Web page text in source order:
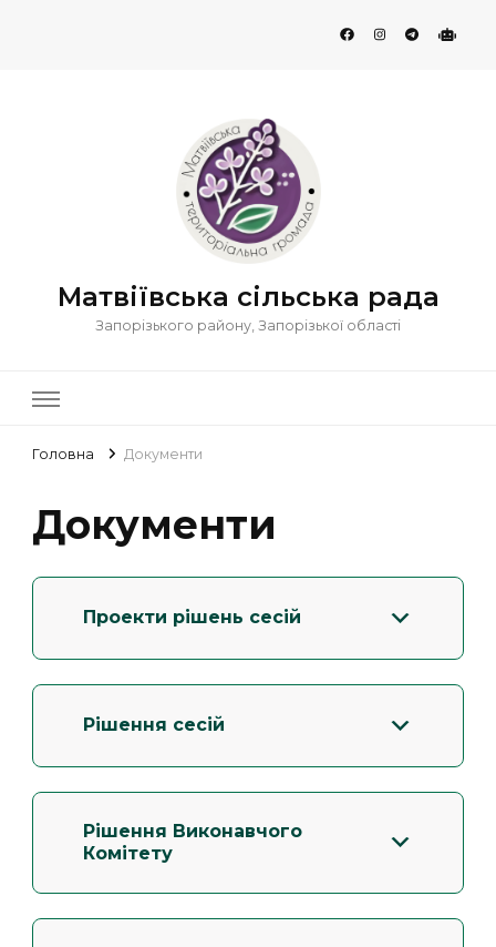
Матвіївська сільська рада
Запорізького району, Запорізької області
Головна Документи
Документи
Проекти рішень сесій
Рішення сесій
Рішення Виконавчого
Комітету